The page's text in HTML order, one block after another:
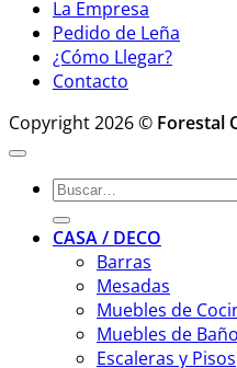
La Empresa
Pedido de Leña
¿Cómo Llegar?
Contacto
Copyright 2026 © Forestal
Buscar
por:
CASA / DECO
Barras
Mesadas
Muebles de
Muebles de Baño
Escaleras y Pisos